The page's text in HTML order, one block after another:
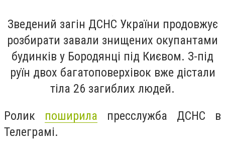
Зведений загін ДСНС України продовжує
розбирати завали знищених окупантами
будинків у Бородянці під Києвом. З-під
руїн двох багатоповерхівок вже дістали
тіла 26 загиблих людей.
Ролик поширила пресслужба ДСНС в
Телеграмі.